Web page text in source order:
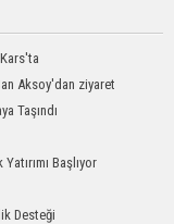
Aksoy'dan ziyaret
Taşındı
Başlıyor
Desteği